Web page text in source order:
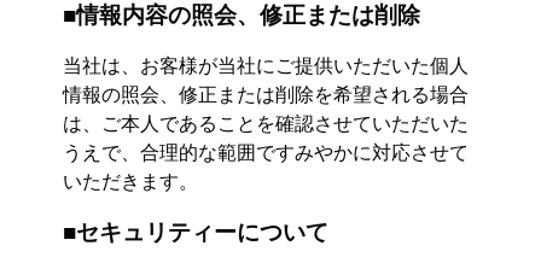
■情報内容の照会、修正または削除
当社は、お客様が当社にご提供いただいた個人
情報の照会、修正または削除を希望される場合
は、ご本人であることを確認させていただいた
うえで、合理的な範囲ですみやかに対応させて
いただきます。
■セキュリティーについて